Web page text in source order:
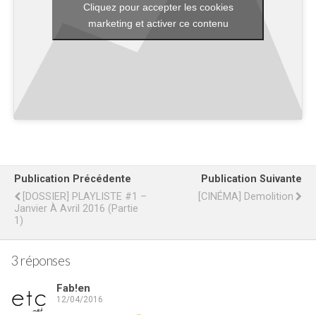
Cliquez pour accepter les cookies
marketing et activer ce contenu
Publication Précédente
[DOSSIER] PLAYLISTE #1 –
Janvier À Avril 2016 (Partie
1)
Publication Suivante
[CINÉMA] Demolition
3 réponses
Fab!en
12/04/2016